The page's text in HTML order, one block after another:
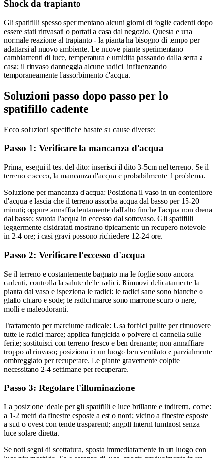
Shock da trapianto
Gli spatifilli spesso sperimentano alcuni giorni di foglie cadenti dopo
essere stati rinvasati o portati a casa dal negozio. Questa e una
normale reazione al trapianto - la pianta ha bisogno di tempo per
adattarsi al nuovo ambiente. Le nuove piante sperimentano
cambiamenti di luce, temperatura e umidita passando dalla serra a
casa; il rinvaso danneggia alcune radici, influenzando
temporaneamente l'assorbimento d'acqua.
Soluzioni passo dopo passo per lo
spatifillo cadente
Ecco soluzioni specifiche basate su cause diverse:
Passo 1: Verificare la mancanza d'acqua
Prima, esegui il test del dito: inserisci il dito 3-5cm nel terreno. Se il
terreno e secco, la mancanza d'acqua e probabilmente il problema.
Soluzione per mancanza d'acqua: Posiziona il vaso in un contenitore
d'acqua e lascia che il terreno assorba acqua dal basso per 15-20
minuti; oppure annaffia lentamente dall'alto finche l'acqua non drena
dal basso; svuota l'acqua in eccesso dal sottovaso. Gli spatifilli
leggermente disidratati mostrano tipicamente un recupero notevole
in 2-4 ore; i casi gravi possono richiedere 12-24 ore.
Passo 2: Verificare l'eccesso d'acqua
Se il terreno e costantemente bagnato ma le foglie sono ancora
cadenti, controlla la salute delle radici. Rimuovi delicatamente la
pianta dal vaso e ispeziona le radici: le radici sane sono bianche o
giallo chiaro e sode; le radici marce sono marrone scuro o nere,
molli e maleodoranti.
Trattamento per marciume radicale: Usa forbici pulite per rimuovere
tutte le radici marce; applica fungicida o polvere di cannella sulle
ferite; sostituisci con terreno fresco e ben drenante; non annaffiare
troppo al rinvaso; posiziona in un luogo ben ventilato e parzialmente
ombreggiato per recuperare. Le piante gravemente colpite
necessitano 2-4 settimane per recuperare.
Passo 3: Regolare l'illuminazione
La posizione ideale per gli spatifilli e luce brillante e indiretta, come:
a 1-2 metri da finestre esposte a est o nord; vicino a finestre esposte
a sud o ovest con tende trasparenti; angoli interni luminosi senza
luce solare diretta.
Se noti segni di scottatura, sposta immediatamente in un luogo con